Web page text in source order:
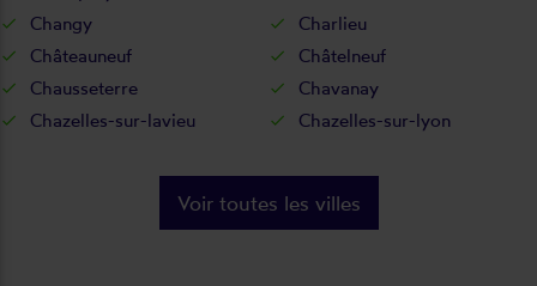
Changy
Charlieu
Châteauneuf
Châtelneuf
Chausseterre
Chavanay
Chazelles-sur-lavieu
Chazelles-sur-lyon
Voir toutes les villes